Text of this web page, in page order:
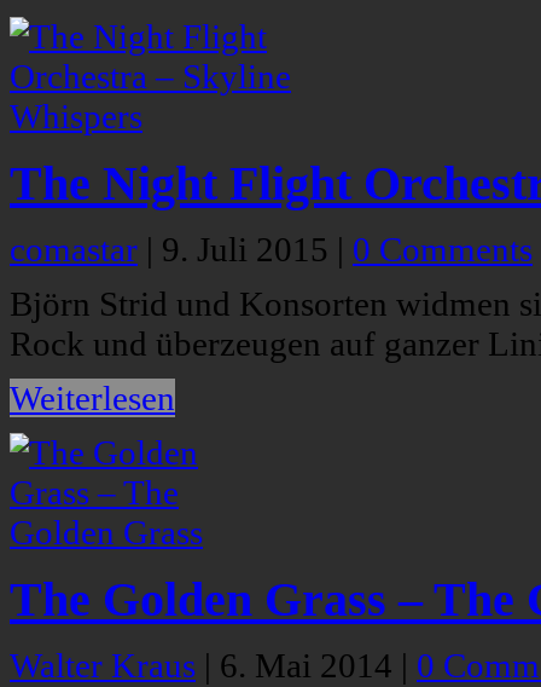
The Night Flight
comastar | 9. Juli 2015 | 0 Comments
Björn Strid und Konsorten widmen
Rock und überzeugen auf ganzer
Weiterlesen
The Golden Grass – The
Walter Kraus | 6. Mai 2014 | 0